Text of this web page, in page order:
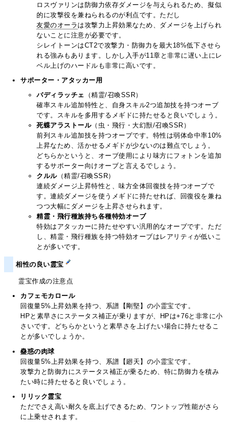
ロスヴァリンは防御力依存ダメージを与えられるため、擬似
的に攻撃役を兼ねられるのが利点です。ただし
友愛のオーラ は攻撃力上昇効果なため、ダメージを上げられ
ないことに注意が必要です。
シレイトーンはCT2で攻撃力・防御力を最大18%低下させら
れる強みもあります。しかし入手が11章と非常に遅い上にレ
ベル上げのハードルも非常に高いです。
サポーター・アタッカー用
バディラッチェ
（精霊/召喚SSR）
確率スキル追加特性と、自身スキル2つ追加技を持つオーブ
です。スキルを多用するメギドに持たせると良いでしょう。
死蝶アラストール（虫・飛行・大幻獣/召喚SSR）
前列スキル追加技を持つオーブです。特性は弱体命中率10%
上昇なため、活かせるメギドが少ないのは難点でしょう。
どちらかというと、オーブ使用により味方にフォトンを追加
するサポーター向けオーブと言えるでしょう。
クルル（精霊/召喚SSR）
連続ダメージ上昇特性と、味方全体回復技を持つオーブで
す。連続ダメージを使うメギドに持たせれば、回復役を兼ね
つつ大幅にダメージを上昇させられます。
精霊・飛行種族持ち各種特効オーブ
特効はアタッカーに持たせやすい汎用的なオーブです。ただ
し、精霊・飛行種族を持つ特効オーブはレアリティが低いこ
とが多いです。
相性の良い霊宝
霊宝作成の注意点
カフェモカロール
回復量5%上昇効果を持つ、系譜【剛堅】の小霊宝です。
HPと素早さにステータス補正が乗りますが、HPは+76と非常に小
さいです。どちらかというと素早さを上げたい場合に持たせるこ
とが多いでしょうか。
蠱惑の肉球
回復量5%上昇効果を持つ、系譜【廻天】の小霊宝です。
攻撃力と防御力にステータス補正が乗るため、特に防御力を積み
たい時に持たせると良いでしょう。
リリック霊宝
ただでさえ高い耐久を底上げできるため、ワントップ性能がさら
に上乗せされます。